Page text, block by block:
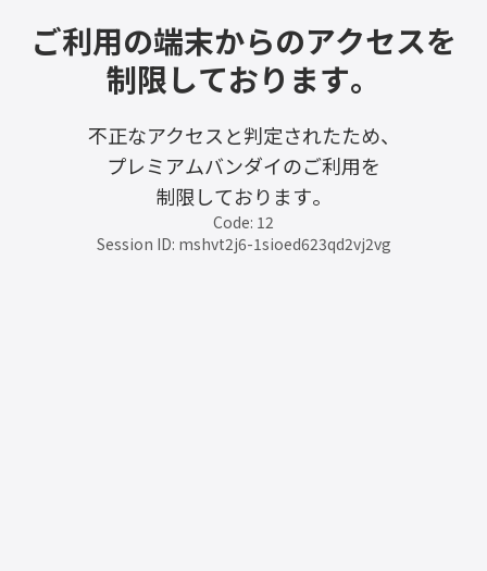
ご利用の端末からのアクセスを
制限しております。
不正なアクセスと判定されたため、
プレミアムバンダイのご利用を
制限しております。
Code: 12
Session ID: mshvt2j6-1sioed623qd2vj2vg